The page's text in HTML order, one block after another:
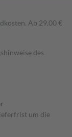
Ab 29,00 €
des
um die